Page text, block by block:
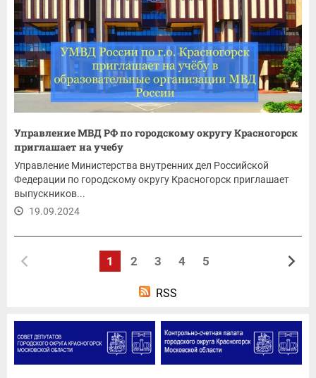
Управление МВД РФ по городскому округу Красногорск
приглашает на учебу
Управление Министерства внутренних дел Российской
Федерации по городскому округу Красногорск приглашает
выпускников...
19.09.2024
1 2 3 4 5
RSS